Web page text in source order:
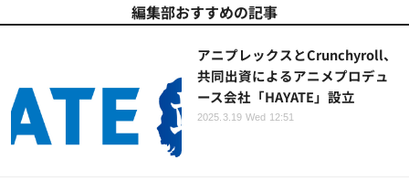
編集部おすすめの記事
アニプレックスとCrunchyroll、
共同出資によるアニメプロデュ
ース会社「HAYATE」設立
2025.3.19 Wed 12:51